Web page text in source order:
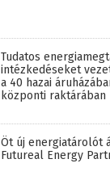
Tudatos
intézkedéseket
a 40 hazai
központi raktárában
Öt új energiatárolót
Futureal Energy